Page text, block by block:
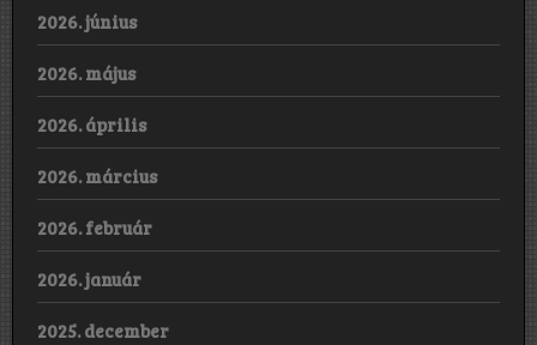
2026. június
2026. május
2026. április
2026. március
2026. február
2026. január
2025. december